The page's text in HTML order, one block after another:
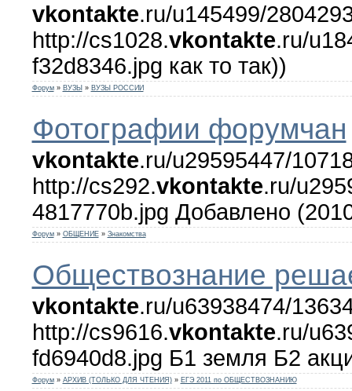
vkontakte.ru/u145499/
http://cs1028.vkontakte.ru/
f32d8346.jpg как то так))
Форум » ВУЗЫ » ВУЗЫ РОССИИ
Фотографии форумчан
vkontakte.ru/u29595447/
http://cs292.vkontakte.ru/
4817770b.jpg Добавлено
Форум » ОБЩЕНИЕ » Знакомства
Обществознание
vkontakte.ru/u63938474/
http://cs9616.vkontakte.ru/
fd6940d8.jpg Б1 земля Б2
Форум » АРХИВ (ТОЛЬКО ДЛЯ ЧТЕНИЯ) » ЕГЭ 2011 по ОБЩЕСТВОЗНАНИЮ